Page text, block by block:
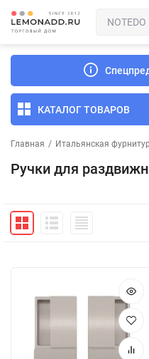
КАТАЛОГ ТОВАРОВ
Главная / Итальянская
Ручки для